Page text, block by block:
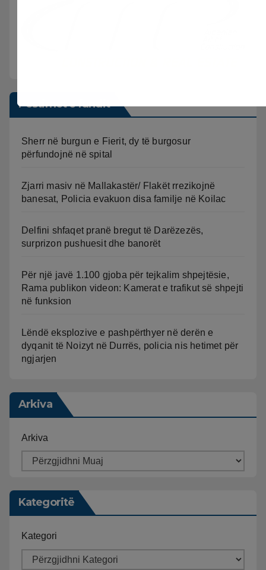
Postimet e fundit
Sherr në burgun e Fierit, dy të burgosur
përfundojnë në spital
Zjarri masiv në Mallakastër/ Flakët rrezikojnë
banesat, Policia evakuon disa familje në Koilac
Delfini shfaqet pranë bregut të Darëzezës,
surprizon pushuesit dhe banorët
Për një javë 1.100 gjoba për tejkalim shpejtësie,
Rama publikon videon: Kamerat e trafikut së shpejti
në funksion
Lëndë eksplozive e pashpërthyer në derën e
dyqanit të Noizyt në Durrës, policia nis hetimet për
ngjarjen
Arkiva
Arkiva
Kategoritë
Kategori